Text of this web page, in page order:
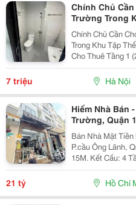
Chính Chủ
Trường Trong
Giấy
Chính Chủ Cần
Trong Khu Tập
Cho Thuê Tầng 1
Sinh): 7 Triệu -
7 triệu Hà Nội
Hiếm Nhà Bán
Trường, Quận
Thác Dòng
Bán Nhà Mặt
P.cầu Ông Lãnh,
15M. Kết Cấu: 4
Dòng Tiền Siêu
Giang:
21 tỷ Hồ Chí